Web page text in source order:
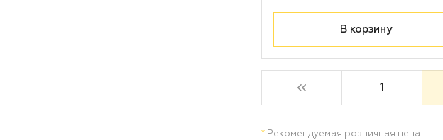
В корзину
1
* Рекомендуемая розничная цена